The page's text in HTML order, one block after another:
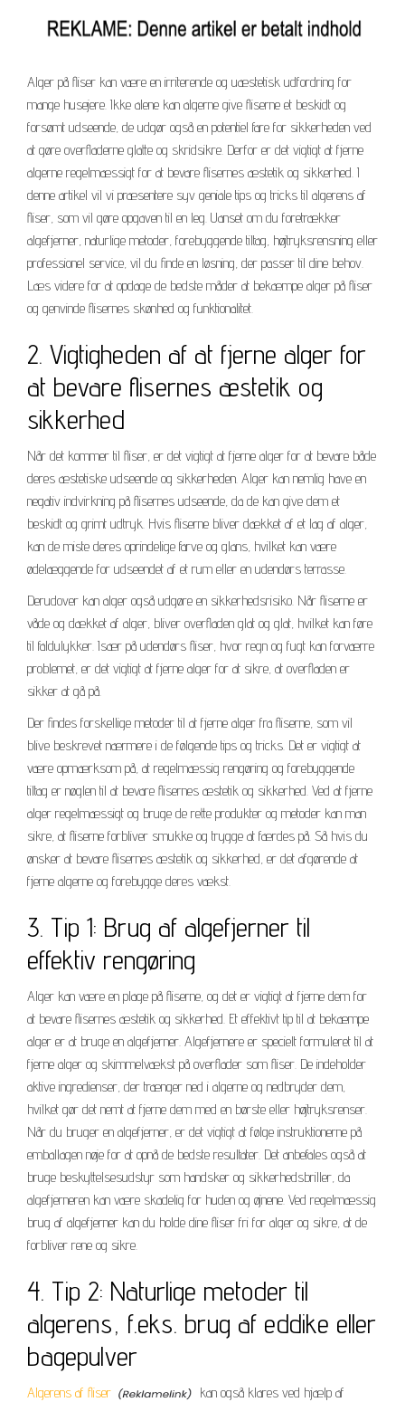
Alger på fliser kan være en irriterende og uæstetisk udfordring for
mange husejere. Ikke alene kan algerne give fliserne et beskidt og
forsømt udseende, de udgør også en potentiel fare for sikkerheden ved
at gøre overfladerne glatte og skridsikre. Derfor er det vigtigt at fjerne
algerne regelmæssigt for at bevare flisernes æstetik og sikkerhed. I
denne artikel vil vi præsentere syv geniale tips og tricks til algerens af
fliser, som vil gøre opgaven til en leg. Uanset om du foretrækker
algefjerner, naturlige metoder, forebyggende tiltag, højtryksrensning eller
professionel service, vil du finde en løsning, der passer til dine behov.
Læs videre for at opdage de bedste måder at bekæmpe alger på fliser
og genvinde flisernes skønhed og funktionalitet.
2. Vigtigheden af at fjerne alger for
at bevare flisernes æstetik og
sikkerhed
Når det kommer til fliser, er det vigtigt at fjerne alger for at bevare både
deres æstetiske udseende og sikkerheden. Alger kan nemlig have en
negativ indvirkning på flisernes udseende, da de kan give dem et
beskidt og grimt udtryk. Hvis fliserne bliver dækket af et lag af alger,
kan de miste deres oprindelige farve og glans, hvilket kan være
ødelæggende for udseendet af et rum eller en udendørs terrasse.
Derudover kan alger også udgøre en sikkerhedsrisiko. Når fliserne er
våde og dækket af alger, bliver overfladen glat og glat, hvilket kan føre
til faldulykker. Især på udendørs fliser, hvor regn og fugt kan forværre
problemet, er det vigtigt at fjerne alger for at sikre, at overfladen er
sikker at gå på.
Der findes forskellige metoder til at fjerne alger fra fliserne, som vil
blive beskrevet nærmere i de følgende tips og tricks. Det er vigtigt at
være opmærksom på, at regelmæssig rengøring og forebyggende
tiltag er nøglen til at bevare flisernes æstetik og sikkerhed. Ved at fjerne
alger regelmæssigt og bruge de rette produkter og metoder kan man
sikre, at fliserne forbliver smukke og trygge at færdes på. Så hvis du
ønsker at bevare flisernes æstetik og sikkerhed, er det afgørende at
fjerne algerne og forebygge deres vækst.
3. Tip 1: Brug af algefjerner til
effektiv rengøring
Alger kan være en plage på fliserne, og det er vigtigt at fjerne dem for
at bevare flisernes æstetik og sikkerhed. Et effektivt tip til at bekæmpe
alger er at bruge en algefjerner. Algefjernere er specielt formuleret til at
fjerne alger og skimmelvækst på overflader som fliser. De indeholder
aktive ingredienser, der trænger ned i algerne og nedbryder dem,
hvilket gør det nemt at fjerne dem med en børste eller højtryksrenser.
Når du bruger en algefjerner, er det vigtigt at følge instruktionerne på
emballagen nøje for at opnå de bedste resultater. Det anbefales også at
bruge beskyttelsesudstyr som handsker og sikkerhedsbriller, da
algefjerneren kan være skadelig for huden og øjnene. Ved regelmæssig
brug af algefjerner kan du holde dine fliser fri for alger og sikre, at de
forbliver rene og sikre.
4. Tip 2: Naturlige metoder til
algerens, f.eks. brug af eddike eller
bagepulver
Algerens af fliser kan også klares ved hjælp af